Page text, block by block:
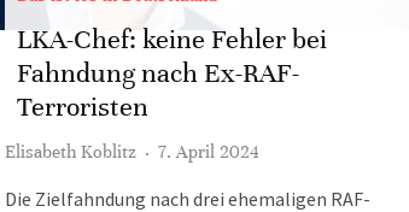
LKA-Chef: keine Fehler bei
Fahndung nach Ex-RAF-
Terroristen
Elisabeth Koblitz · 7. April 2024
Die Zielfahndung nach drei ehemaligen RAF-